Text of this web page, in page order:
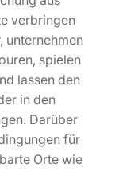
verstoßen
Bußgeldern.
nutzt
auf einen
Ruhe und